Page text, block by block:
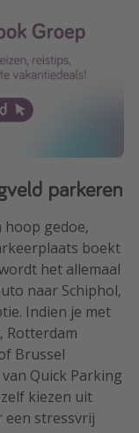
parkeren
hoop gedoe,
boekt
het allemaal
naar Schiphol,
Indien je met
Rotterdam
Brussel
Quick Parking
kiezen uit
stressvrij